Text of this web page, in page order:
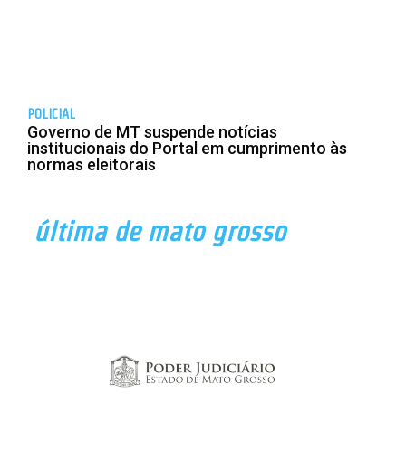
POLICIAL
Governo de MT suspende notícias
institucionais do Portal em cumprimento às
normas eleitorais
última de mato grosso